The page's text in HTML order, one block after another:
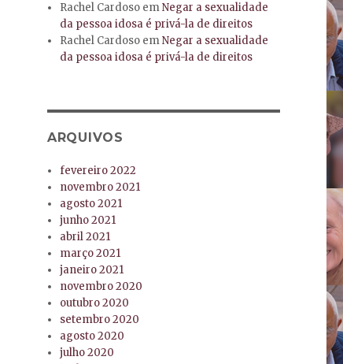
Rachel Cardoso emNegar a sexualidade
da pessoa idosa é privá-la de direitos
Rachel Cardoso emNegar a sexualidade
da pessoa idosa é privá-la de direitos
ARQUIVOS
fevereiro 2022
novembro 2021
agosto 2021
junho 2021
abril 2021
março 2021
janeiro 2021
novembro 2020
outubro 2020
setembro 2020
agosto 2020
julho 2020